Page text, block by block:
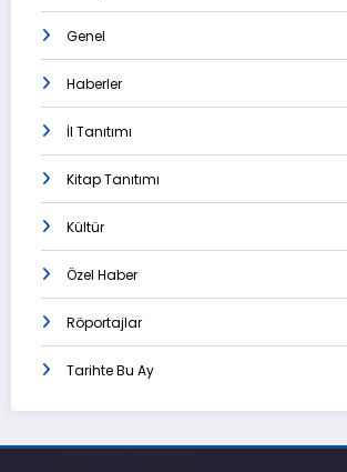
Genel
Haberler
İl Tanıtımı
Kitap Tanıtımı
Kültür
Özel Haber
Röportajlar
Tarihte Bu Ay